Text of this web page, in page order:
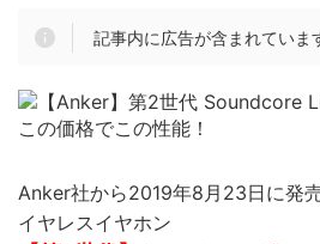
記事内に広告が含まれていま
Anker社から2019年8月23日に発
イヤレスイヤホン